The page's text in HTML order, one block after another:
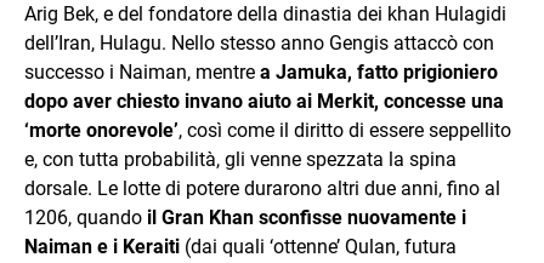
Arig Bek, e del fondatore della dinastia dei khan Hulagidi
dell’Iran, Hulagu. Nello stesso anno Gengis attaccò con
successo i Naiman, mentre a Jamuka, fatto prigioniero
dopo aver chiesto invano aiuto ai Merkit, concesse una
‘morte onorevole’, così come il diritto di essere seppellito
e, con tutta probabilità, gli venne spezzata la spina
dorsale. Le lotte di potere durarono altri due anni, fino al
1206, quando il Gran Khan sconfisse nuovamente i
Naiman e i Keraiti (dai quali ‘ottenne’ Qulan, futura